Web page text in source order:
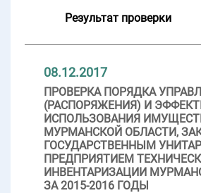
Результат проверки
08.12.2017
ПРОВЕРКА ПОРЯДКА
(РАСПОРЯЖЕНИЯ) И
ИСПОЛЬЗОВАНИЯ
МУРМАНСКОЙ ОБЛАСТИ,
ГОСУДАРСТВЕННЫМ
ПРЕДПРИЯТИЕМ
ИНВЕНТАРИЗАЦИИ
ЗА 2015-2016 ГОДЫ